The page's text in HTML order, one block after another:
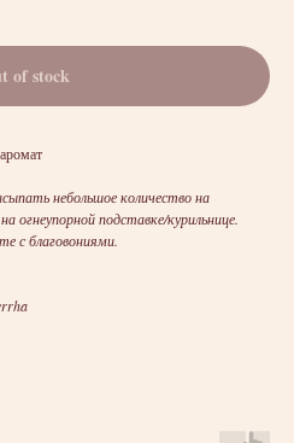
of stock
небольшое количество на
огнеупорной подставке/курильнице.
с благовониями.